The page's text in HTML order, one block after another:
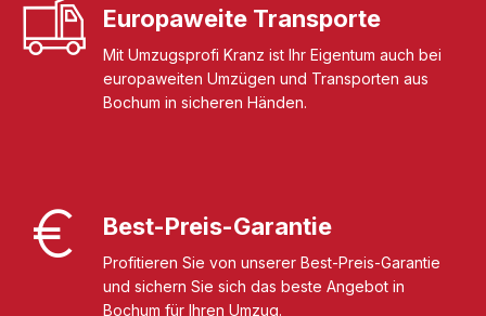
Europaweite Transporte
Mit Umzugsprofi Kranz ist Ihr Eigentum auch bei
europaweiten Umzügen und Transporten aus
Bochum in sicheren Händen.
Best-Preis-Garantie
Profitieren Sie von unserer Best-Preis-Garantie
und sichern Sie sich das beste Angebot in
Bochum für Ihren Umzug.